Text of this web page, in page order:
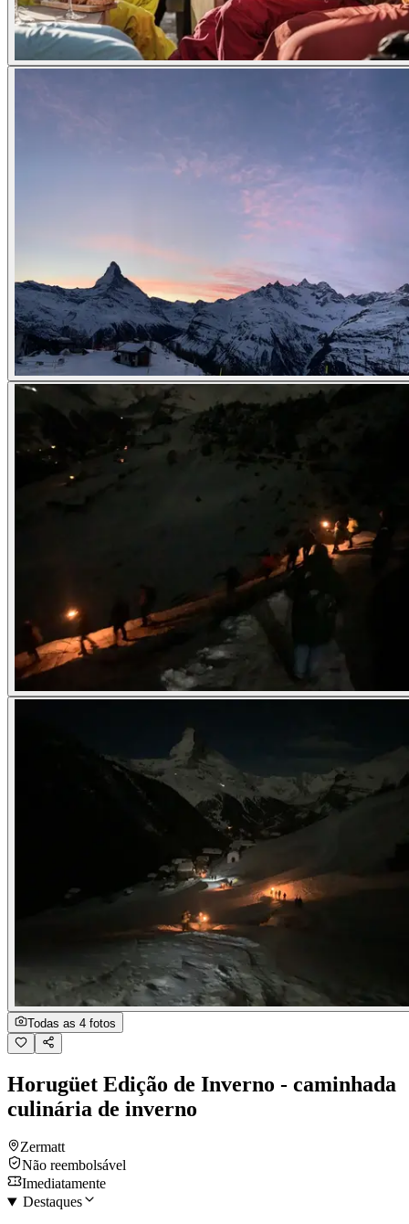
Todas as 4 fotos
Horugüet Edição de Inverno - caminhada
culinária de inverno
Zermatt
Não reembolsável
Imediatamente
Destaques